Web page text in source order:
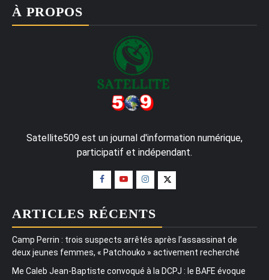
À PROPOS
Satellite509 est un journal d'information numérique,
participatif et indépendant.
ARTICLES RÉCENTS
Camp Perrin : trois suspects arrêtés après l’assassinat de
deux jeunes femmes, « Patchouko » activement recherché
Me Caleb Jean-Baptiste convoqué à la DCPJ : le BAFE évoque